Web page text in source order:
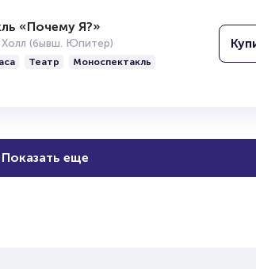
«Почему Я?»
(бывш. Юпитер)
Театр Моноспектакль
Показать еще